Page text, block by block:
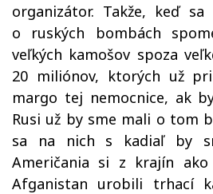
organizátor. Takže, keď
o ruských bombách
veľkých kamošov spoza
20 miliónov, ktorých už
margo tej nemocnice, ak
Rusi už by sme mali o tom
sa na nich s kadiaľ by
Američania si z krajín
Afganistan urobili trhací